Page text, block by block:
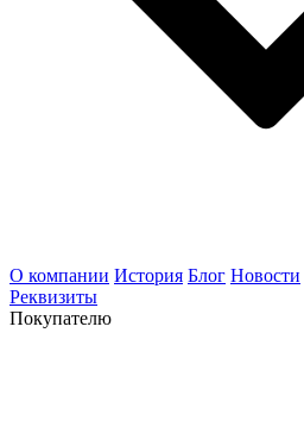
О компании История Блог Новости
Реквизиты
Покупателю